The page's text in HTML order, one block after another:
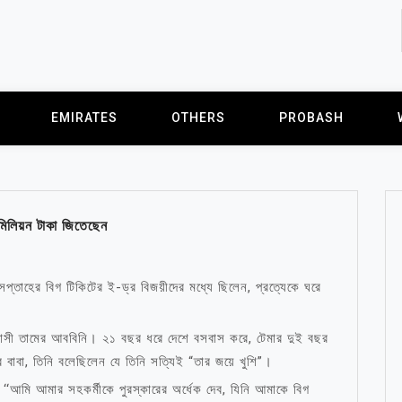
EMIRATES OTHERS PROBASH
টাকা জিতেছেন
বিগ টিকিটের ই-ড্র বিজয়ীদের মধ্যে ছিলেন, প্রত্যেকে ঘরে
তামের আববিনি। ২১ বছর ধরে দেশে বসবাস করে, টেমার দুই বছর
তিনি বলেছিলেন যে তিনি সত্যিই “তার জয়ে খুশি”।
‘‘আমি আমার সহকর্মীকে পুরস্কারের অর্ধেক দেব, যিনি আমাকে বিগ